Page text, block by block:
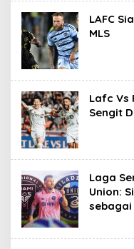
LAFC
MLS
Lafc Vs
Sengit
Laga
Union:
sebagai